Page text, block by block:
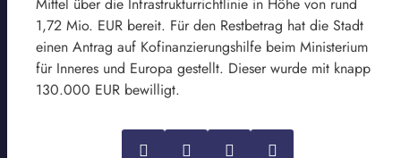
1,72 Mio. EUR bereit. Für den Restbetrag hat die Stadt
einen Antrag auf Kofinanzierungshilfe beim Ministerium
für Inneres und Europa gestellt. Dieser wurde mit knapp
130.000 EUR bewilligt.